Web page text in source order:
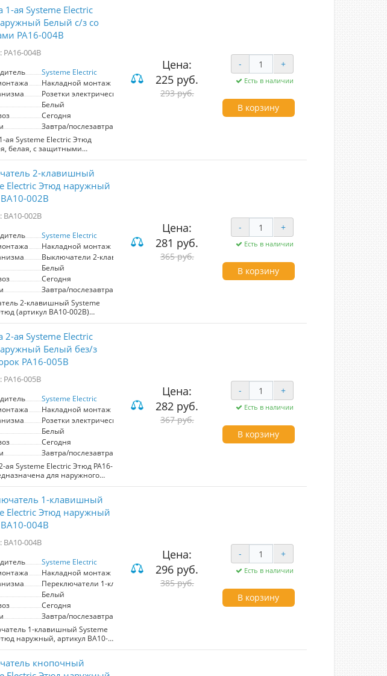
устройств.
защитными шторками, что
риск электрического
белый цвет
вписывается в любой
Высокое качество
обеспечивает
Идеальный выбор для
и офисного использования.
1-ая Systeme Electric
Белый с/з со
PA16-004B
PA16-004B
Systeme Electric
Накладной монтаж
Розетки электрические
Белый
Сегодня
Завтра/послезавтра
ая Systeme Electric Этюд
белая, с защитными
Обеспечивает безопасное
для установки в помещениях
Надежный механизм
долговечность и удобство
Цена:
225 руб.
293 руб.
- +
Есть в наличии
В корзину
2-клавишный
Electric Этюд наружный
002B
BA10-002B
Systeme Electric
Накладной монтаж
Выключатели 2-клавишные
Белый
Сегодня
Завтра/послезавтра
2-клавишный Systeme
(артикул BA10-002B)
собой надежное
Этот выключатель
установки предназначен для
до 250В и током
делает его универсальным
в использовании. Две
удобно управлять
функциональность.
выполнен в классическом
что позволяет ему
вписаться в любой
Простота установки и
гарантирует, что любой
сможет легко подключить
Произведенный в России,
сочетает в себе
или офиса.
Цена:
281 руб.
365 руб.
- +
Есть в наличии
В корзину
2-ая Systeme Electric
Белый без/з
PA16-005B
PA16-005B
Systeme Electric
Накладной монтаж
Розетки электрические
Белый
Сегодня
Завтра/послезавтра
ая Systeme Electric Этюд PA16-
для наружного
Выполнена в белом цвете,
Без шторок для простоты
Идеальна для
электроприборов,
надежность и
Подходит для установки
коммерческих помещениях.
Цена:
282 руб.
367 руб.
- +
Есть в наличии
В корзину
1-клавишный
Electric Этюд наружный
004B
BA10-004B
Systeme Electric
Накладной монтаж
Переключатели 1-клавишные проходные
Белый
Сегодня
Завтра/послезавтра
1-клавишный Systeme
наружный, артикул BA10-
идеальным решением
переключатель разработан
Цена:
296 руб.
385 руб.
- +
Есть в наличии
В корзину
кнопочный